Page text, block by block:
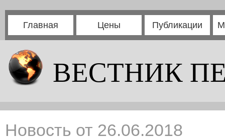
Главная Цены Публикации
ВЕСТНИК
Новость от 26.06.2018